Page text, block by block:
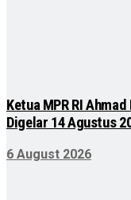
Ketua MPR RI
Digelar 14 Agustus
6 August 2026